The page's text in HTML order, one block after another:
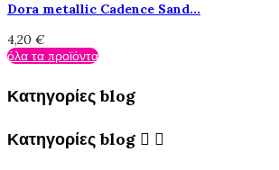
Dora metallic Cadence Sand...
4,20 €
όλα τα προϊόντα
Κατηγορίες blog
Κατηγορίες blog  